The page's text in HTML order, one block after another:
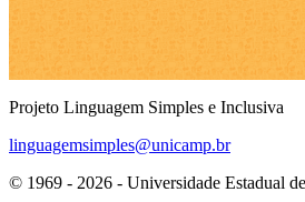
Projeto Linguagem Simples e Inclusiva
linguagemsimples@unicamp.br
© 1969 - 2026 - Universidade Estadual